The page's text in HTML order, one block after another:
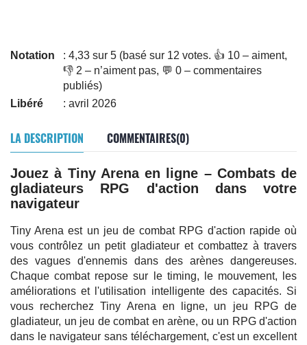
Notation
: 4,33 sur 5 (basé sur 12 votes. 👍 10 – aiment,
👎 2 – n’aiment pas, 💬 0 – commentaires
publiés)
Libéré
: avril 2026
LA DESCRIPTION COMMENTAIRES(0)
Jouez à Tiny Arena en ligne – Combats de
gladiateurs RPG d'action dans votre
navigateur
Tiny Arena est un jeu de combat RPG d'action rapide où
vous contrôlez un petit gladiateur et combattez à travers
des vagues d'ennemis dans des arènes dangereuses.
Chaque combat repose sur le timing, le mouvement, les
améliorations et l'utilisation intelligente des capacités. Si
vous recherchez Tiny Arena en ligne, un jeu RPG de
gladiateur, un jeu de combat en arène, ou un RPG d'action
dans le navigateur sans téléchargement, c'est un excellent